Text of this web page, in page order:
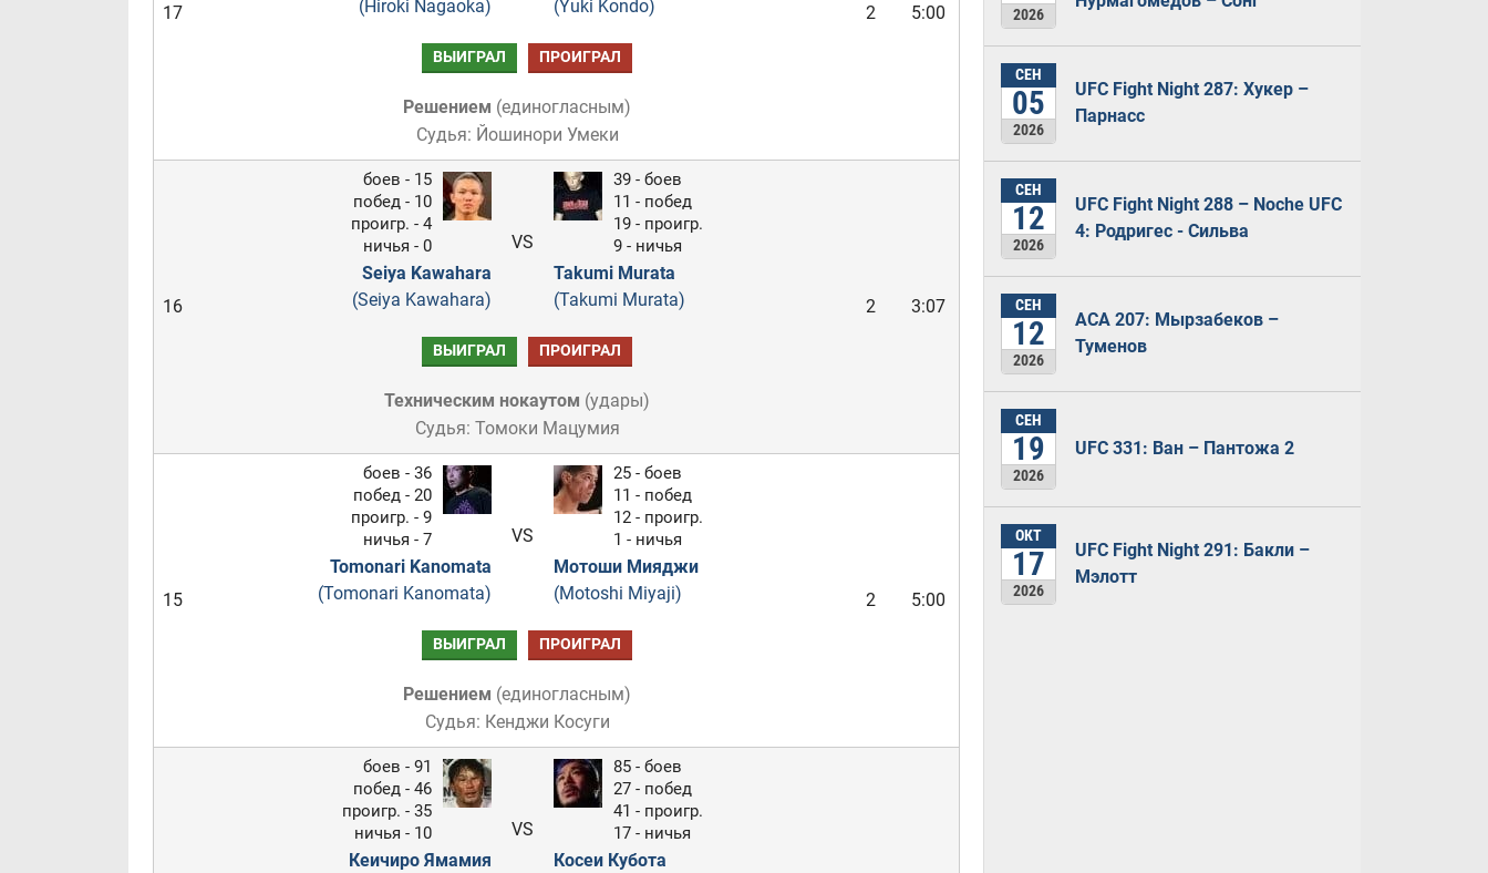
17
(Hiroki Nagaoka)
(Yuki Kondo)
2 5:00
ВЫИГРАЛ ПРОИГРАЛ
Решением (единогласным)
Судья: Йошинори Умеки
16
боев - 15
побед - 10
проигр. - 4
ничья - 0
Seiya Kawahara
(Seiya Kawahara)
VS
39 - боев
11 - побед
19 - проигр.
9 - ничья
Takumi Murata
(Takumi Murata)
2 3:07
ВЫИГРАЛ ПРОИГРАЛ
Техническим нокаутом (удары)
Судья: Томоки Мацумия
15
боев - 36
побед - 20
проигр. - 9
ничья - 7
Tomonari Kanomata
(Tomonari Kanomata)
VS
25 - боев
11 - побед
12 - проигр.
1 - ничья
Мотоши Мияджи
(Motoshi Miyaji)
2 5:00
ВЫИГРАЛ ПРОИГРАЛ
Решением (единогласным)
Судья: Кенджи Косуги
боев - 91
побед - 46
проигр. - 35
ничья - 10
Кеичиро Ямамия
VS
85 - боев
27 - побед
41 - проигр.
17 - ничья
Косеи Кубота
2026
СЕН
05
2026
UFC Fight Night 287: Хукер –
Парнасс
СЕН
12
2026
UFC Fight Night 288 – Noche UFC
4: Родригес - Сильва
СЕН
12
2026
ACA 207: Мырзабеков –
Туменов
СЕН
19
2026
UFC 331: Ван – Пантожа 2
ОКТ
17
2026
UFC Fight Night 291: Бакли –
Мэлотт